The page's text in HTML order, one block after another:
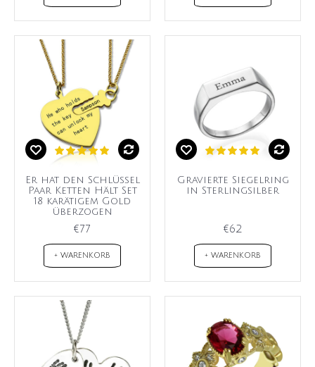
Er hat den Schlüssel
Paar Ketten Hält Set
18 karätigem Gold
überzogen
€77
+ WARENKORB
Gravierte Siegelring
in Sterlingsilber
€62
+ WARENKORB